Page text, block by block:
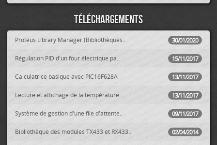
Téléchargements
30/01/2020
Proteus Library Manager (Bibliothèques..
15/11/2017
Régulation PID d'un four électrique pa..
13/11/2017
Calculatrice basique avec PIC16F628A
13/11/2017
Lecture et affichage de la température ..
09/11/2017
Système de gestion d'une file d'attente..
02/04/2014
Bibliothèque des modules TX433 et RX433..